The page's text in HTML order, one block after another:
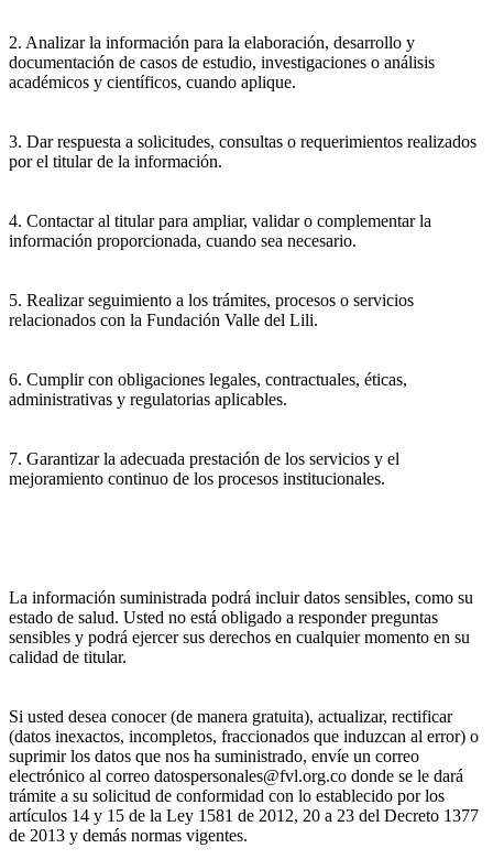
2. Analizar la información para la elaboración, desarrollo y
documentación de casos de estudio, investigaciones o análisis
académicos y científicos, cuando aplique.
3. Dar respuesta a solicitudes, consultas o requerimientos realizados
por el titular de la información.
4. Contactar al titular para ampliar, validar o complementar la
información proporcionada, cuando sea necesario.
5. Realizar seguimiento a los trámites, procesos o servicios
relacionados con la Fundación Valle del Lili.
6. Cumplir con obligaciones legales, contractuales, éticas,
administrativas y regulatorias aplicables.
7. Garantizar la adecuada prestación de los servicios y el
mejoramiento continuo de los procesos institucionales.
La información suministrada podrá incluir datos sensibles, como su
estado de salud. Usted no está obligado a responder preguntas
sensibles y podrá ejercer sus derechos en cualquier momento en su
calidad de titular.
Si usted desea conocer (de manera gratuita), actualizar, rectificar
(datos inexactos, incompletos, fraccionados que induzcan al error) o
suprimir los datos que nos ha suministrado, envíe un correo
electrónico al correo datospersonales@fvl.org.co donde se le dará
trámite a su solicitud de conformidad con lo establecido por los
artículos 14 y 15 de la Ley 1581 de 2012, 20 a 23 del Decreto 1377
de 2013 y demás normas vigentes.